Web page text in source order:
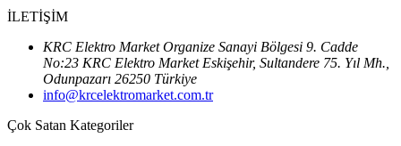
İLETİŞİM
KRC Elektro Market Organize Sanayi Bölgesi 9. Cadde
No:23 KRC Elektro Market Eskişehir, Sultandere 75. Yıl Mh.,
Odunpazarı 26250 Türkiye
info@krcelektromarket.com.tr
Çok Satan Kategoriler